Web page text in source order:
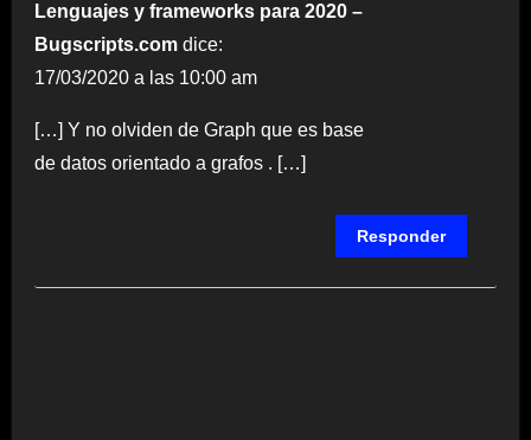
Lenguajes y frameworks para 2020 –
Bugscripts.com dice:
17/03/2020 a las 10:00 am
[…] Y no olviden de Graph que es base
de datos orientado a grafos . […]
Responder